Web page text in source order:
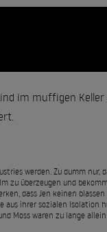
im muffigen
werden. Zu dumm nur,
zu überzeugen und
dass Jen keinen
aus ihrer sozialen Isolation
Moss waren zu lange